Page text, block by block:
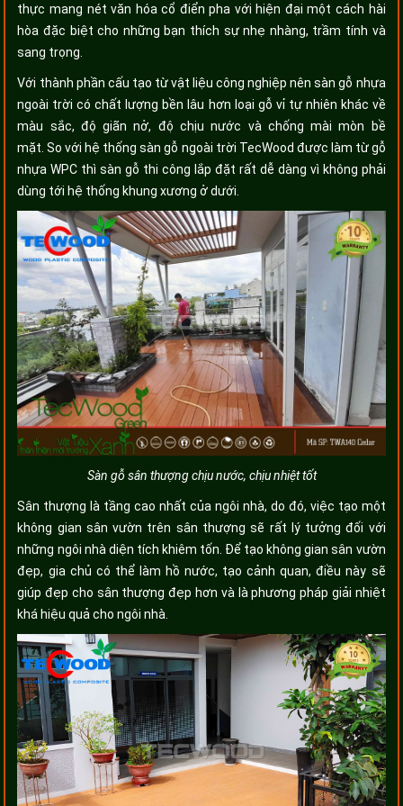
thực mang nét văn hóa cổ điển pha với hiện đại một cách hài
hòa đặc biệt cho những bạn thích sự nhẹ nhàng, trầm tính và
sang trọng.
Với thành phần cấu tạo từ vật liệu công nghiệp nên sàn gỗ nhựa
ngoài trời có chất lượng bền lâu hơn loại gỗ vỉ tự nhiên khác về
màu sắc, độ giãn nở, độ chịu nước và chống mài mòn bề
mặt. So với hệ thống sàn gỗ ngoài trời TecWood được làm từ gỗ
nhựa WPC thì sàn gỗ thi công lắp đặt rất dễ dàng vì không phải
dùng tới hệ thống khung xương ở dưới.
Sàn gỗ sân thượng chịu nước, chịu nhiệt tốt
Sân thượng là tầng cao nhất của ngôi nhà, do đó, việc tạo một
không gian sân vườn trên sân thượng sẽ rất lý tưởng đối với
những ngôi nhà diện tích khiêm tốn. Để tạo không gian sân vườn
đẹp, gia chủ có thể làm hồ nước, tạo cảnh quan, điều này sẽ
giúp đẹp cho sân thượng đẹp hơn và là phương pháp giải nhiệt
khá hiệu quả cho ngôi nhà.